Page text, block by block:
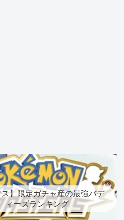
ス】限定ガチャ産の最強バデ
ィーズランキング